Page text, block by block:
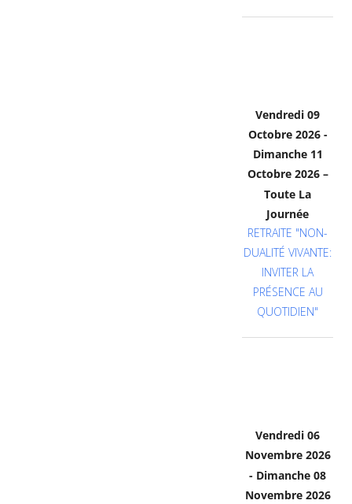
Vendredi 09
Octobre 2026 -
Dimanche 11
Octobre 2026 –
Toute La
Journée
RETRAITE "NON-
DUALITÉ VIVANTE:
INVITER LA
PRÉSENCE AU
QUOTIDIEN"
Vendredi 06
Novembre 2026
- Dimanche 08
Novembre 2026